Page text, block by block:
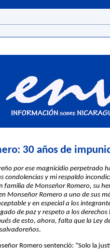
30 años de
por ese magnicidio perpetrado
condolencias y mi respaldo
de Monseñor Romero, su
Monseñor Romero a uno de sus
y en especial a los
de paz y respeto a los
de esto, ahora, falta que la Ley
Romero sentenció: “Solo la